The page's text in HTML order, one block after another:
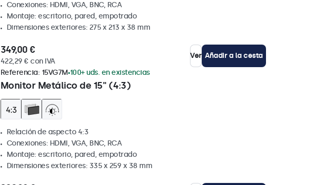
Conexiones: HDMI, VGA, BNC, RCA
Montaje: escritorio, pared, empotrado
Dimensiones exteriores: 275 x 213 x 38 mm
349,00 €
422,29 € con IVA
Ver Añadir a la cesta
Monitor Metálico de 15" (4:3)
Referencia: 15VG7M 100+ uds. en existencias
Relación de aspecto 4:3
Conexiones: HDMI, VGA, BNC, RCA
Montaje: escritorio, pared, empotrado
Dimensiones exteriores: 335 x 259 x 38 mm